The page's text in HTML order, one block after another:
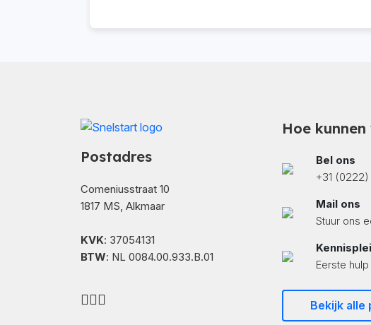
Postadres
Comeniusstraat 10
1817 MS, Alkmaar
KVK: 37054131
BTW: NL 0084.00.933.B.01
Hoe kunnen
Bel ons
+31
Mail ons
Stuur ons
Eerste
Bekijk alle